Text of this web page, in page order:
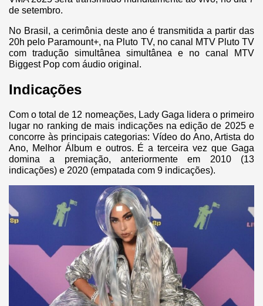
de setembro.
No Brasil, a cerimônia deste ano é transmitida a partir das
20h pelo Paramount+, na Pluto TV, no canal MTV Pluto TV
com tradução simultânea simultânea e no canal MTV
Biggest Pop com áudio original.
Indicações
Com o total de 12 nomeações, Lady Gaga lidera o primeiro
lugar no ranking de mais indicações na edição de 2025 e
concorre às principais categorias: Vídeo do Ano, Artista do
Ano, Melhor Álbum e outros. É a terceira vez que Gaga
domina a premiação, anteriormente em 2010 (13
indicações) e 2020 (empatada com 9 indicações).